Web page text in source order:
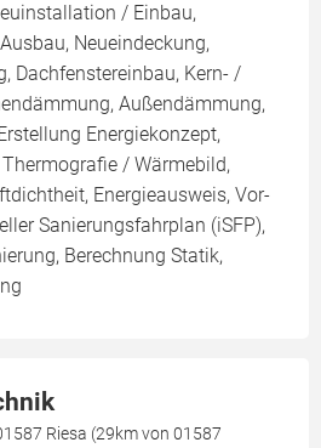
/ Einbau,
Neueindeckung,
Dachfenstereinbau, Kern- /
Außendämmung,
Energiekonzept,
/ Wärmebild,
Energieausweis, Vor-
Sanierungsfahrplan (iSFP),
Berechnung Statik,
Riesa (29km von 01587